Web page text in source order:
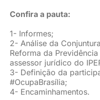
Confira a pauta:
1- Informes;
2- Análise da
Reforma da
assessor jurídico do
3- Definição da
#OcupaBrasília;
4- Encaminhamentos.